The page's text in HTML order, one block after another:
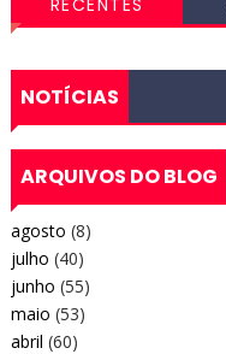
RECENTES
NOTÍCIAS
ARQUIVOS DO BLOG
agosto (8)
julho (40)
junho (55)
maio (53)
abril (60)